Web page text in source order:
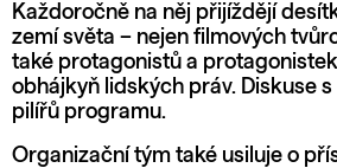
Každoročně na něj přijíždějí
zemí světa – nejen filmových
také protagonistů a
obhájkyň lidských práv. Diskuse
pilířů programu.
Organizační tým také usiluje o